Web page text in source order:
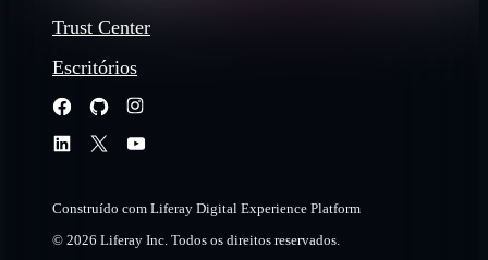
Trust Center
Escritórios
Construído com Liferay Digital Experience Platform
© 2026 Liferay Inc. Todos os direitos reservados.